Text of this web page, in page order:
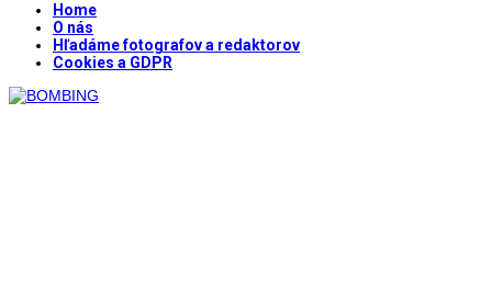
Home
O nás
Hľadáme fotografov a redaktorov
Cookies a GDPR